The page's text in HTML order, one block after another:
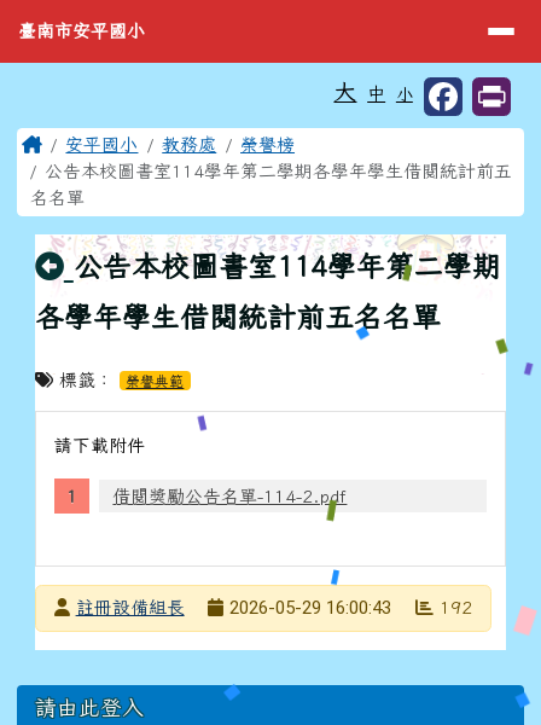
臺南市安平國小
導覽列
臺南市安平國小
⏸
大 中 小
主內容區域
Home安平國小 教務處
榮譽榜
公告本校圖書室114學年第二學期各學年學生借閱統計前五
名名單
回上頁
公告本校圖書室114學年第二學期
各學年學生借閱統計前五名名單
標籤： 榮譽典範
請下載附件
借閱獎勵公告名單-114-2.pdf
發布者註冊設備組長
2026-05-29 16:00:43 192
左邊區域內容
請由此登入
頁尾區域